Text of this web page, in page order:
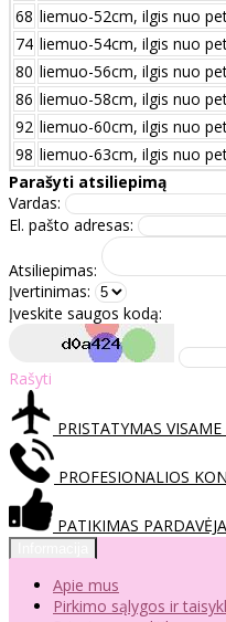
68 liemuo-52cm, ilgis nuo
74 liemuo-54cm, ilgis nuo
80 liemuo-56cm, ilgis nuo
86 liemuo-58cm, ilgis nuo
92 liemuo-60cm, ilgis nuo
98 liemuo-63cm, ilgis nuo
Parašyti atsiliepimą
Vardas:
El. pašto adresas:
Atsiliepimas:
Įvertinimas:
Įveskite saugos kodą:
Rašyti
PRISTATYMAS VISAME
PROFESIONALIOS
PATIKIMAS
Apie mus
Pirkimo sąlygos ir